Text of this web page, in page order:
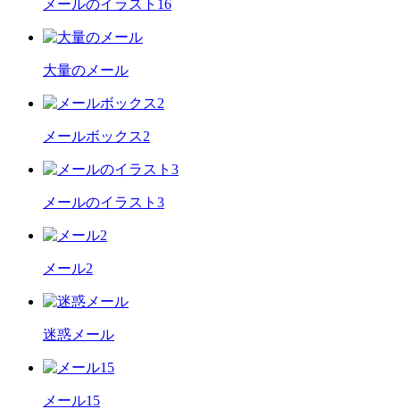
メールのイラスト16
大量のメール
メールボックス2
メールのイラスト3
メール2
迷惑メール
メール15